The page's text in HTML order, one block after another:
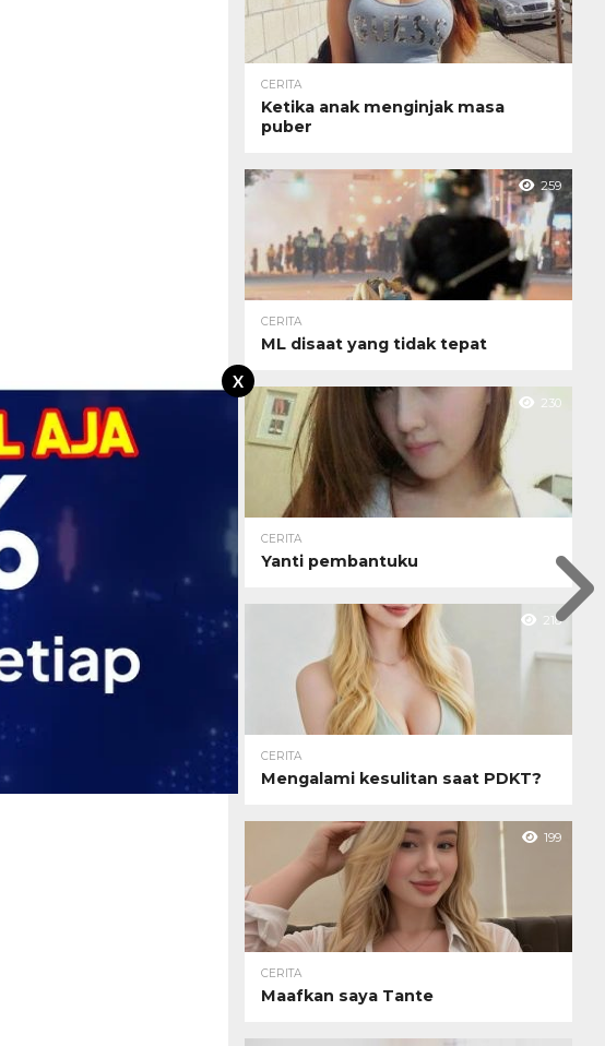
X
CERITA
Ketika anak menginjak masa
puber
259
CERITA
ML disaat yang tidak tepat
230
CERITA
Yanti pembantuku
218
CERITA
Mengalami kesulitan saat PDKT?
199
CERITA
Maafkan saya Tante